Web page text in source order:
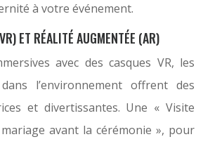
à votre événement.
ET RÉALITÉ AUGMENTÉE (AR)
avec des casques VR, les
l’environnement offrent des
et divertissantes. Une « Visite
avant la cérémonie », pour